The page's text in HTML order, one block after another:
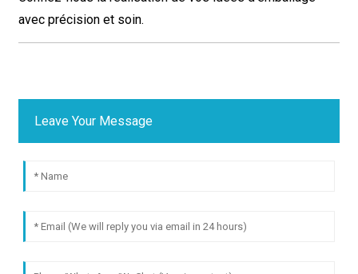
avec précision et soin.
Leave Your Message